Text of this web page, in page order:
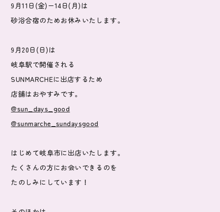
9月11日(金)ー14日(月)は
砂浴合宿のためお休みいたします。
9月20日(日)は
岐阜駅で開催される
SUNMARCHEに出店するため
店舗はおやすみです。
@sun_days_good
@sunmarche_sundaysgood
はじめて岐阜市に出店いたします。
たくさんの方にお会いできるのを
たのしみにしています！